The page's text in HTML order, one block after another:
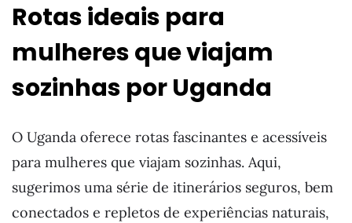
Rotas ideais para
mulheres que viajam
sozinhas por Uganda
O Uganda oferece rotas fascinantes e acessíveis
para mulheres que viajam sozinhas. Aqui,
sugerimos uma série de itinerários seguros, bem
conectados e repletos de experiências naturais,